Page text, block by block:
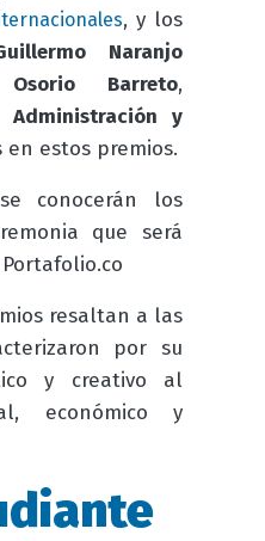
, y los
Naranjo
Barreto,
Administración y
estos premios.
conocerán los
que será
resaltan a las
por su
y creativo al
económico y